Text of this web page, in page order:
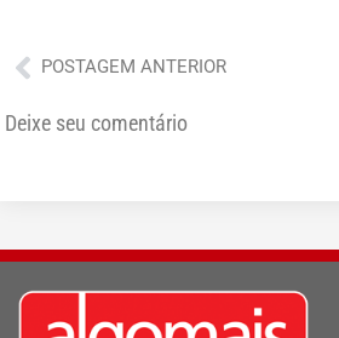
Anterior
POSTAGEM ANTERIOR
Deixe seu comentário